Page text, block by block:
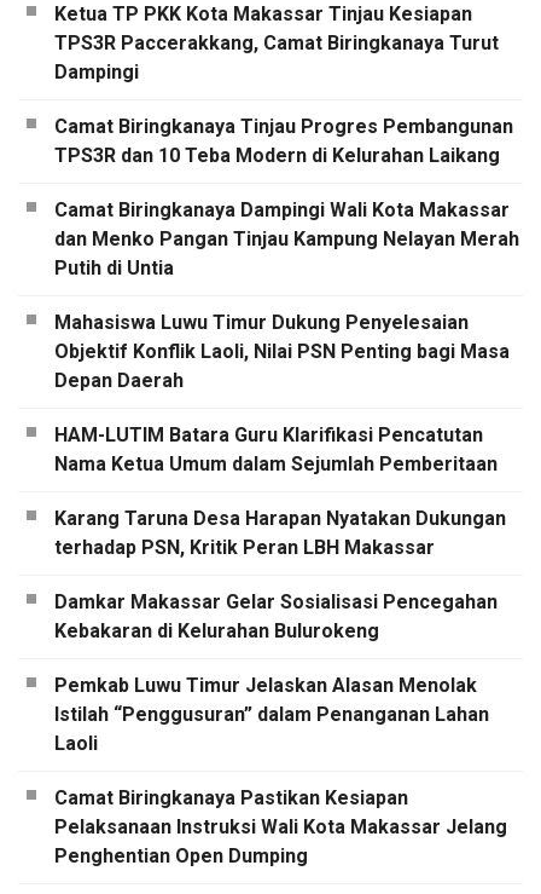
Ketua TP PKK Kota Makassar Tinjau Kesiapan
TPS3R Paccerakkang, Camat Biringkanaya Turut
Dampingi
Camat Biringkanaya Tinjau Progres Pembangunan
TPS3R dan 10 Teba Modern di Kelurahan Laikang
Camat Biringkanaya Dampingi Wali Kota Makassar
dan Menko Pangan Tinjau Kampung Nelayan Merah
Putih di Untia
Mahasiswa Luwu Timur Dukung Penyelesaian
Objektif Konflik Laoli, Nilai PSN Penting bagi Masa
Depan Daerah
HAM-LUTIM Batara Guru Klarifikasi Pencatutan
Nama Ketua Umum dalam Sejumlah Pemberitaan
Karang Taruna Desa Harapan Nyatakan Dukungan
terhadap PSN, Kritik Peran LBH Makassar
Damkar Makassar Gelar Sosialisasi Pencegahan
Kebakaran di Kelurahan Bulurokeng
Pemkab Luwu Timur Jelaskan Alasan Menolak
Istilah “Penggusuran” dalam Penanganan Lahan
Laoli
Camat Biringkanaya Pastikan Kesiapan
Pelaksanaan Instruksi Wali Kota Makassar Jelang
Penghentian Open Dumping